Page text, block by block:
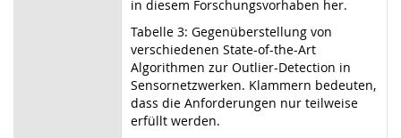
in diesem Forschungsvorhaben her.
Tabelle 3: Gegenüberstellung von
verschiedenen State-of-the-Art
Algorithmen zur Outlier-Detection in
Sensornetzwerken. Klammern bedeuten,
dass die Anforderungen nur teilweise
erfüllt werden.